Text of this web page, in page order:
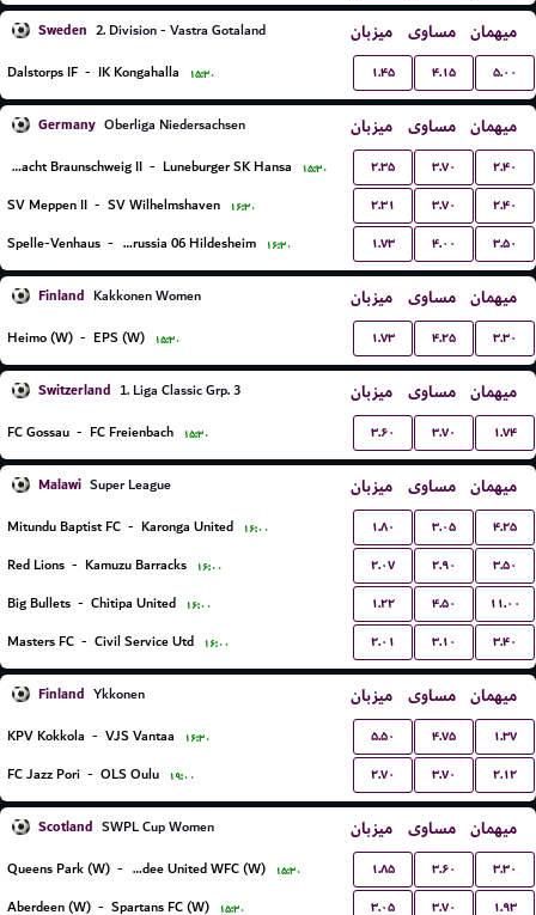
Sweden 2. Division - Vastra Gotaland میزبان مساوی میهمان
Dalstorps IF - IK Kongahalla ۱۵:۳۰ ۱.۴۵ ۴.۱۵ ۵.۰۰
Germany Oberliga Niedersachsen میزبان مساوی میهمان
Eintracht Braunschweig II - Luneburger SK Hansa ۱۵:۳۰ ۲.۳۵ ۳.۷۰ ۲.۴۰
SV Meppen II - SV Wilhelmshaven ۱۶:۳۰ ۲.۳۱ ۳.۷۰ ۲.۴۰
Spelle-Venhaus - VfV Borussia 06 Hildesheim ۱۶:۳۰ ۱.۷۳ ۴.۰۰ ۳.۵۰
Finland Kakkonen Women میزبان مساوی میهمان
Heimo (W) - EPS (W) ۱۵:۳۰ ۱.۷۳ ۴.۲۵ ۳.۳۰
Switzerland 1. Liga Classic Grp. 3 میزبان مساوی میهمان
FC Gossau - FC Freienbach ۱۵:۳۰ ۳.۶۰ ۳.۷۰ ۱.۷۴
Malawi Super League میزبان مساوی میهمان
Mitundu Baptist FC - Karonga United ۱۶:۰۰ ۱.۸۰ ۳.۰۵ ۴.۲۵
Red Lions - Kamuzu Barracks ۱۶:۰۰ ۲.۰۷ ۲.۹۰ ۳.۵۰
Big Bullets - Chitipa United ۱۶:۰۰ ۱.۲۲ ۴.۵۰ ۱۱.۰۰
Masters FC - Civil Service Utd ۱۶:۰۰ ۲.۰۱ ۳.۱۰ ۳.۴۰
Finland Ykkonen میزبان مساوی میهمان
KPV Kokkola - VJS Vantaa ۱۶:۳۰ ۵.۵۰ ۴.۷۵ ۱.۳۷
FC Jazz Pori - OLS Oulu ۱۹:۰۰ ۲.۷۰ ۳.۷۰ ۲.۱۲
Scotland SWPL Cup Women میزبان مساوی میهمان
Queens Park (W) - Dundee United WFC (W) ۱۵:۳۰ ۱.۸۵ ۳.۶۰ ۳.۳۰
Aberdeen (W) - Spartans FC (W) ۱۵:۳۰ ۳.۰۵ ۳.۷۰ ۱.۹۳